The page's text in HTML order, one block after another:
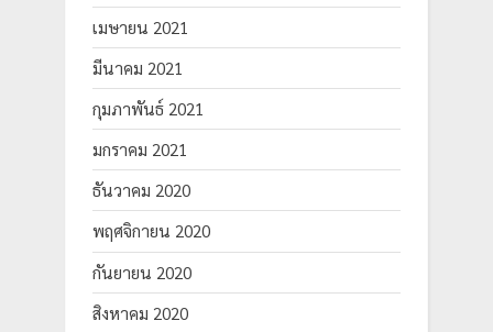
เมษายน 2021
มีนาคม 2021
กุมภาพันธ์ 2021
มกราคม 2021
ธันวาคม 2020
พฤศจิกายน 2020
กันยายน 2020
สิงหาคม 2020